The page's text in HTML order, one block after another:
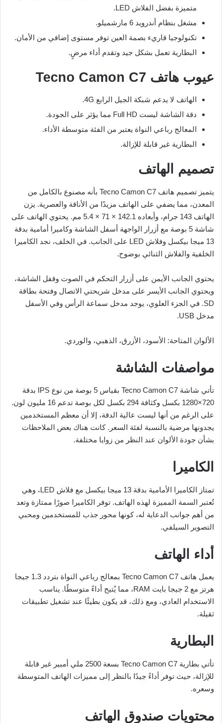
متميزة بفضل الفلاش LED.
مشغل بنظام أندرويد 6 مارشميلو.
تكنولوجيا قاريء بصمة العين توفر مستوى إضافي من الأمان.
البطارية تعمل بشكل جيد وتقدم أداء مرضٍ.
عيوب هاتف Tecno Camon C7
الهاتف لا يدعم شبكة الجيل الرابع 4G.
دقة الشاشة ليست Full HD مما يؤثر على الجودة.
المعالج رباعي النواة يعتبر من الفئة متوسطة الأداء.
البطارية غير قابلة للإزالة.
تصميم الهاتف
يتميز تصميم هاتف Tecno Camon C7 بأنه مصنوع بالكامل من
المعدن، مما يضفي على الهاتف مزيدًا من الأناقة والعصرية. يزن
الهاتف 143 جرام، وأبعاده 142.1 × 71 × 5.4 مم. يحتوي الهاتف على
شاشة 5 بوصة مع أزرار الواجهة أسفل الشاشة وكاميرا أمامية بدقة
13 ميجا بيكسل وفلاش LED على الجانب. في الخلف، نجد الكاميرا
الخلفية والفلاش الثنائي بوضوح.
يحتوي الجانب الأيمن على أزرار التحكم في الصوت وقفل الشاشة،
ويحتوي الجانب الأيسر على مدخل شريحتي الاتصال وفتحة بطاقة
SD. في الجزء العلوي، يوجد مدخل سماعة الرأس وفي الأسفل
مدخل USB.
الألوان المتاحة: الأسود، الأزرق، الذهبي، والوردي.
مواصفات الشاشة
تأتي شاشة Tecno Camon C7 بقياس 5 بوصة من نوع IPS بدقة
720×1280 بكسل وكثافة 294 بكسل لكل بوصة تدعم 16 مليون لون.
على الرغم من أنها ليست عالية الدقة، إلا أن معظم المستخدمين
يجدونها مرضية بالنسبة لفئة السعر. كانت هناك بعض الملاحظات
بشأن جودة الألوان عند النظر من زوايا مختلفة.
الكاميرا
تمتاز الكاميرا الأمامية بدقة 13 ميجا بيكسل مع فلاش LED، وهي
تُعتبر السمة المميزة لهذه الهاتف. توفر الكاميرا صورًا ممتازة وتعد
من أهم جوانب الدعاية له، كونها محور جذب للمستخدمين ومحبي
التصوير السيلفي.
أداء الهاتف
يعمل هاتف Tecno Camon C7 بمعالج رباعي النواة بتردد 1.3 جيجا
هرتز مع 2 جيجا بايت RAM، مما يُتيح أداءً متوسطًا. يناسب
الاستخدام العادي، ومع ذلك، قد يكون بطيئًا عند تشغيل تطبيقات
ثقيلة.
البطارية
تأتي بطارية Tecno Camon C7 بسعة 2500 ملي أمبير غير قابلة
للإزالة، حيث توفر أداءً جيدًا بالنظر إلى مميزات الهاتف المتوسطة
وسعره.
محتويات صندوق الهاتف